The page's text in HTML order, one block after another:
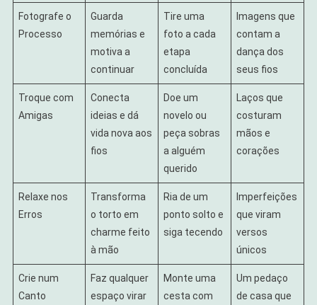
Fotografe o
Processo
Guarda
memórias e
motiva a
continuar
Tire uma
foto a cada
etapa
concluída
Imagens que
contam a
dança dos
seus fios
Troque com
Amigas
Conecta
ideias e dá
vida nova aos
fios
Doe um
novelo ou
peça sobras
a alguém
querido
Laços que
costuram
mãos e
corações
Relaxe nos
Erros
Transforma
o torto em
charme feito
à mão
Ria de um
ponto solto e
siga tecendo
Imperfeições
que viram
versos
únicos
Crie num
Canto
Faz qualquer
espaço virar
Monte uma
cesta com
Um pedaço
de casa que